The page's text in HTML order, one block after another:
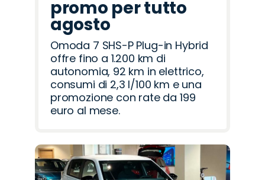
promo per tutto
agosto
Omoda 7 SHS-P Plug-in Hybrid
offre fino a 1.200 km di
autonomia, 92 km in elettrico,
consumi di 2,3 l/100 km e una
promozione con rate da 199
euro al mese.